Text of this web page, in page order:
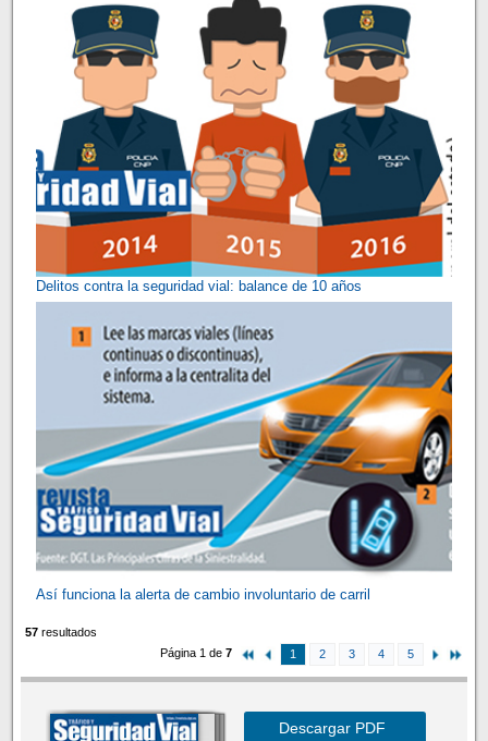
Delitos contra la seguridad vial: balance de 10 años
Así funciona la alerta de cambio involuntario de carril
57resultados
Página 1 de7 1 2 3 4 5
Descargar PDF